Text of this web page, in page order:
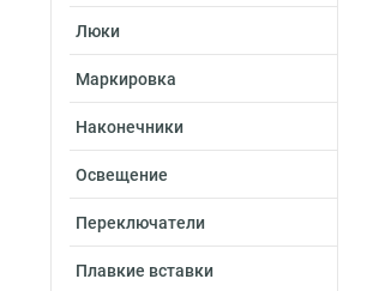
Люки
Маркировка
Наконечники
Освещение
Переключатели
Плавкие вставки